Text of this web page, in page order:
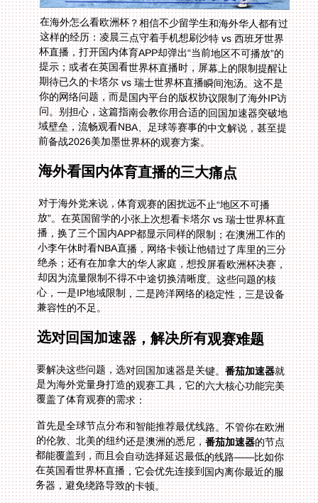
在海外怎么看欧洲杯？相信不少留学生和海外华人都有过
这样的经历：凌晨三点守着手机想刷沙特 vs 西班牙世界
杯直播，打开国内体育APP却弹出“当前地区不可播放”的
提示；或者在英国看世界杯直播时，屏幕上的限制提醒让
期待已久的卡塔尔 vs 瑞士世界杯直播瞬间泡汤。这不是
你的网络问题，而是国内平台的版权协议限制了海外IP访
问。别担心，这篇指南会教你用合适的回国加速器突破地
域壁垒，流畅观看NBA、足球等赛事的中文解说，甚至提
前备战2026美加墨世界杯的观赛方案。
海外看国内体育直播的三大痛点
对于海外党来说，体育观赛的困扰远不止“地区不可播
放”。在英国留学的小张上次想看卡塔尔 vs 瑞士世界杯直
播，换了三个国内APP都显示同样的限制；在澳洲工作的
小李午休时看NBA直播，网络卡顿让他错过了库里的三分
绝杀；还有在加拿大的华人家庭，想投屏看欧洲杯决赛，
却因为流量限制不得不中途切换清晰度。这些问题的核
心，一是IP地域限制，二是跨洋网络的稳定性，三是设备
兼容性的不足。
选对回国加速器，解决所有观赛难题
要解决这些问题，选对回国加速器是关键。番茄加速器就
是为海外党量身打造的观赛工具，它的六大核心功能完美
覆盖了体育观赛的需求：
首先是全球节点分布和智能推荐最优线路。不管你在欧洲
的伦敦、北美的纽约还是澳洲的悉尼，番茄加速器的节点
都能覆盖到，而且会自动选择延迟最低的线路——比如你
在英国看世界杯直播，它会优先连接到国内离你最近的服
务器，避免绕路导致的卡顿。